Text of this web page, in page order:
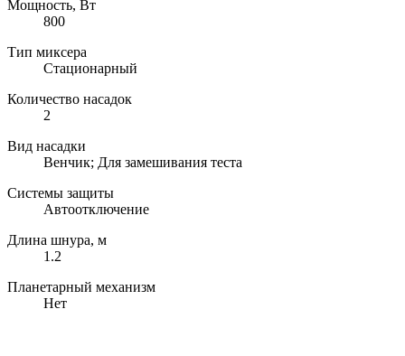
Мощность, Вт
800
Тип миксера
Стационарный
Количество насадок
2
Вид насадки
Венчик; Для замешивания теста
Системы защиты
Автоотключение
Длина шнура, м
1.2
Планетарный механизм
Нет